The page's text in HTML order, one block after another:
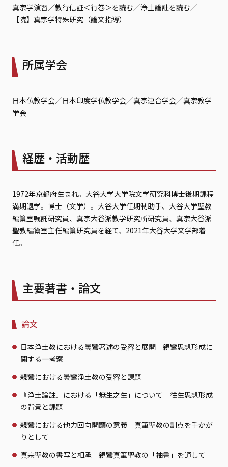
真宗学演習／教行信証＜行巻＞を読む／浄土論註を読む／
【院】真宗学特殊研究（論文指導）
所属学会
日本仏教学会／日本印度学仏教学会／真宗連合学会／真宗教学
学会
経歴・活動歴
1972年京都府生まれ。大谷大学大学院文学研究科博士後期課程
満期退学。博士（文学）。大谷大学任期制助手、大谷大学聖教
編纂室嘱託研究員、真宗大谷派教学研究所研究員、真宗大谷派
聖教編纂室主任編纂研究員を経て、2021年大谷大学文学部着
任。
主要著書・論文
論文
日本浄土教における曇鸞著述の受容と展開—親鸞思想形成に
関する一考察
親鸞における曇鸞浄土教の受容と課題
『浄土論註』における「無生之生」について—往生思想形成
の背景と課題
親鸞における他力回向開顕の意義—真筆聖教の訓点を手かが
りとして—
真宗聖教の書写と相承—親鸞真筆聖教の「袖書」を通して—